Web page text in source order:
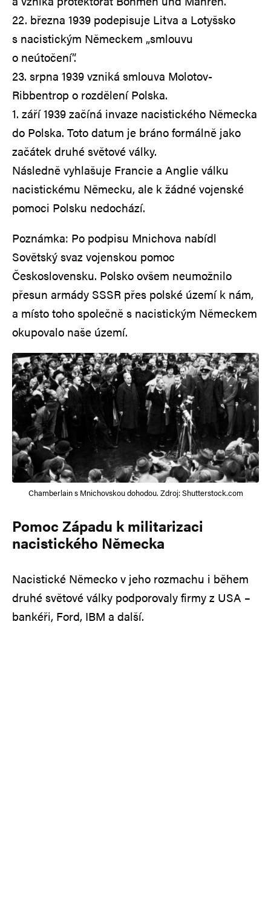
22. března 1939 podepisuje Litva a Lotyšsko
s nacistickým Německem „smlouvu
o neútočení”.
23. srpna 1939 vzniká smlouva Molotov-
Ribbentrop o rozdělení Polska.
1. září 1939 začíná invaze nacistického Německa
do Polska. Toto datum je bráno formálně jako
začátek druhé světové války.
Následně vyhlašuje Francie a Anglie válku
nacistickému Německu, ale k žádné vojenské
pomoci Polsku nedochází.
Poznámka: Po podpisu Mnichova nabídl
Sovětský svaz vojenskou pomoc
Československu. Polsko ovšem neumožnilo
přesun armády SSSR přes polské území k nám,
a místo toho společně s nacistickým Německem
okupovalo naše území.
Chamberlain s Mnichovskou dohodou. Zdroj: Shutterstock.com
Pomoc Západu k militarizaci
nacistického Německa
Nacistické Německo v jeho rozmachu i během
druhé světové války podporovaly firmy z USA –
bankéři, Ford, IBM a další.